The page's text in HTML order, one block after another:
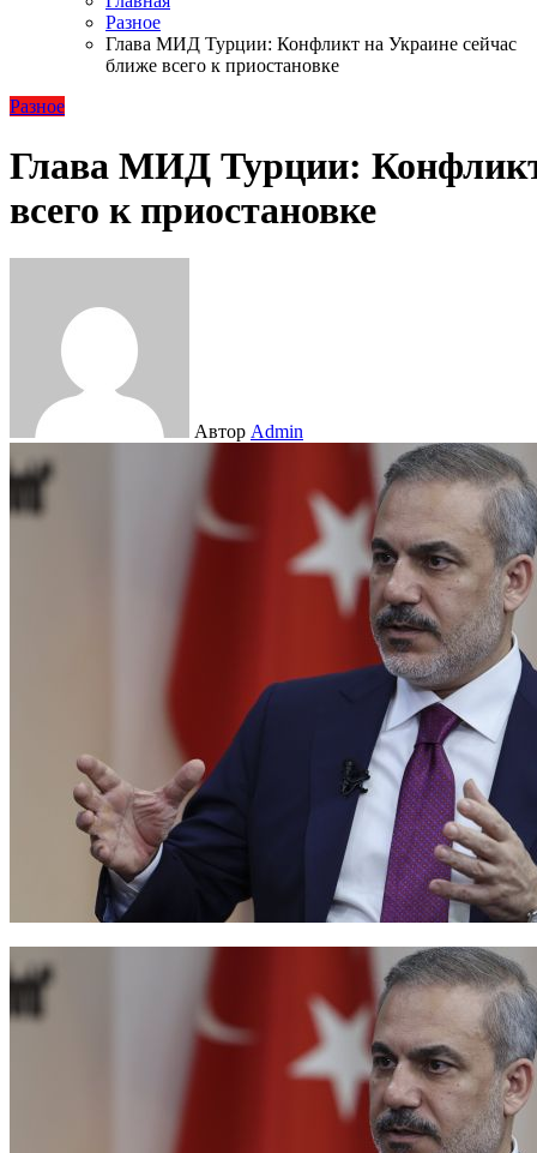
Разное
Глава МИД Турции: Конфликт на Украине сейчас
ближе всего к приостановке
Разное
Глава МИД Турции:
всего к приостановке
Автор Admin